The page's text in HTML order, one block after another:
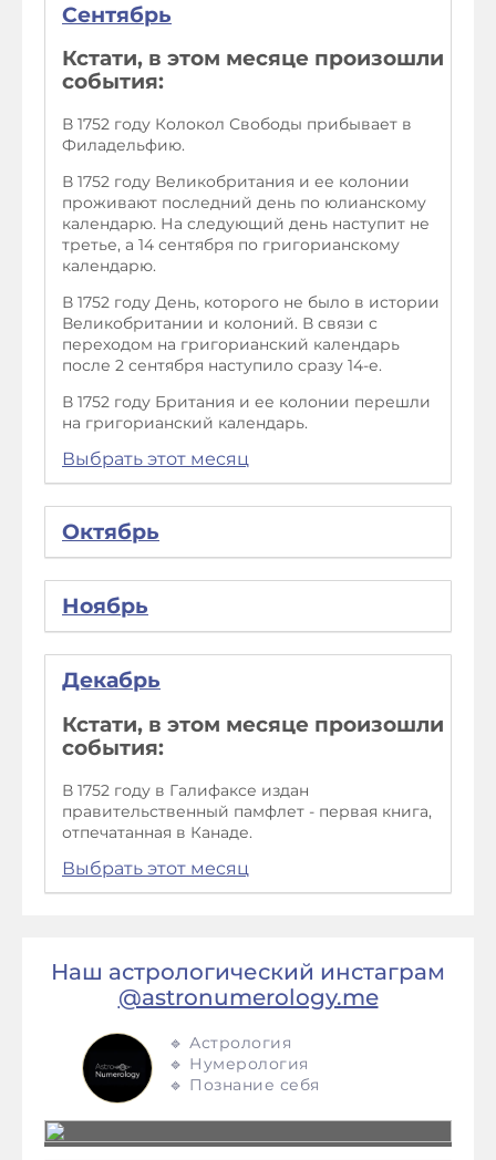
Сентябрь
Кстати, в этом месяце произошли
события:
В 1752 году Колокол Свободы прибывает в
Филадельфию.
В 1752 году Великобритания и ее колонии
проживают последний день по юлианскому
календарю. На следующий день наступит не
третье, а 14 сентября по григорианскому
календарю.
В 1752 году День, которого не было в истории
Великобритании и колоний. В связи с
переходом на григорианский календарь
после 2 сентября наступило сразу 14-е.
В 1752 году Британия и ее колонии перешли
на григорианский календарь.
Выбрать этот месяц
Октябрь
Ноябрь
Декабрь
Кстати, в этом месяце произошли
события:
В 1752 году в Галифаксе издан
правительственный памфлет - первая книга,
отпечатанная в Канаде.
Выбрать этот месяц
Наш астрологический инстаграм
@astronumerology.me
🔹 Астрология
🔹 Нумерология
🔹 Познание себя